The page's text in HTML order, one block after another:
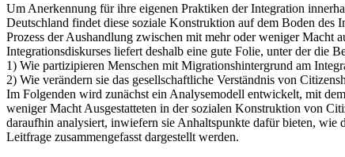
Um Anerkennung für ihre eigenen Praktiken der Integration
Deutschland findet diese soziale Konstruktion auf dem Boden des
Prozess der Aushandlung zwischen mit mehr oder weniger Macht
Integrationsdiskurses liefert deshalb eine gute Folie, unter der die
1) Wie partizipieren Menschen mit Migrationshintergrund am
2) Wie verändern sie das gesellschaftliche Verständnis von
Im Folgenden wird zunächst ein Analysemodell entwickelt, mit
weniger Macht Ausgestatteten in der sozialen Konstruktion von
daraufhin analysiert, inwiefern sie Anhaltspunkte dafür bieten,
Leitfrage zusammengefasst dargestellt werden.